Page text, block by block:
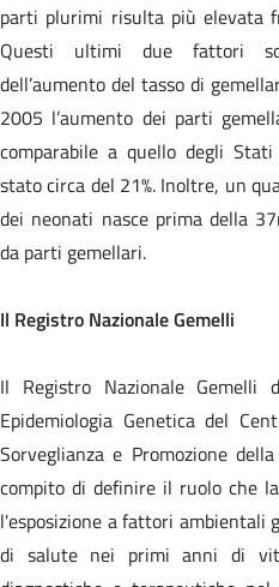
parti plurimi risulta più elevata
Questi ultimi due fattori
dell’aumento del tasso di
2005 l’aumento dei parti
comparabile a quello degli
stato circa del 21%. Inoltre, un
dei neonati nasce prima della
da parti gemellari.
Il Registro Nazionale Gemelli
Il Registro Nazionale Gemelli
Epidemiologia Genetica del
Sorveglianza e Promozione
compito di definire il ruolo che
l'esposizione a fattori ambientali
di salute nei primi anni di